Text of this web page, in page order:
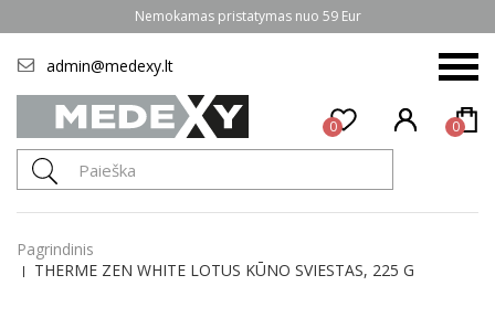
Nemokamas pristatymas nuo 59 Eur
admin@medexy.lt
0 0
Pagrindinis
THERME ZEN WHITE LOTUS KŪNO SVIESTAS, 225 G